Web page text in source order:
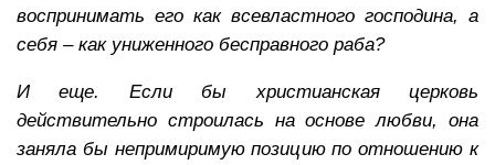
воспринимать его как всевластного господина, а
себя – как униженного бесправного раба?
И еще. Если бы христианская церковь
действительно строилась на основе любви, она
заняла бы непримиримую позицию по отношению к